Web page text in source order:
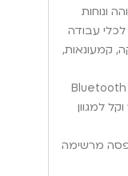
ונוחות
עבודה
קמעונאות,
טכנולוגיית Bluetooth
למגוון
מרשימה